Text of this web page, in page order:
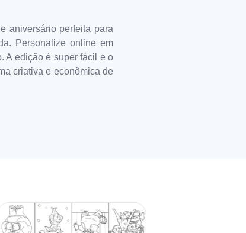
aniversário perfeita para
Personalize online em
A edição é super fácil e o
criativa e econômica de